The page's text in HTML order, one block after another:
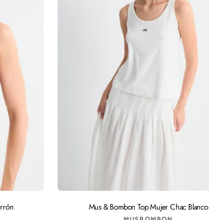
Mus & Bombon Top Mujer Chac Blanco